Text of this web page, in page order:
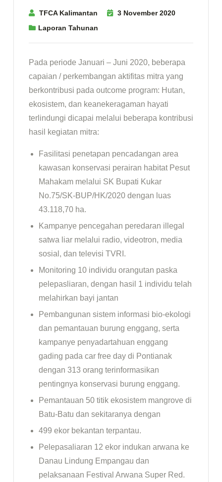
TFCA Kalimantan
3 November 2020
Laporan Tahunan
Pada periode Januari – Juni 2020, beberapa
capaian / perkembangan aktifitas mitra yang
berkontribusi pada outcome program: Hutan,
ekosistem, dan keanekeragaman hayati
terlindungi dicapai melalui beberapa kontribusi
hasil kegiatan mitra:
Fasilitasi penetapan pencadangan area
kawasan konservasi perairan habitat Pesut
Mahakam melalui SK Bupati Kukar
No.75/SK-BUP/HK/2020 dengan luas
43.118,70 ha.
Kampanye pencegahan peredaran illegal
satwa liar melalui radio, videotron, media
sosial, dan televisi TVRI.
Monitoring 10 individu orangutan paska
pelepasliaran, dengan hasil 1 individu telah
melahirkan bayi jantan
Pembangunan sistem informasi bio-ekologi
dan pemantauan burung enggang, serta
kampanye penyadartahuan enggang
gading pada car free day di Pontianak
dengan 313 orang terinformasikan
pentingnya konservasi burung enggang.
Pemantauan 50 titik ekosistem mangrove di
Batu-Batu dan sekitaranya dengan
499 ekor bekantan terpantau.
Pelepasaliaran 12 ekor indukan arwana ke
Danau Lindung Empangau dan
pelaksanaan Festival Arwana Super Red.